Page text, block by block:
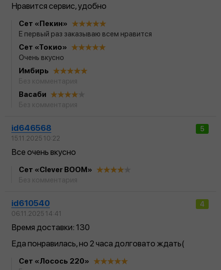
Нравится сервис, удобно
Сет «Пекин»
Е первый раз заказываю всем нравится
Сет «Токио»
Очень вкусно
Имбирь
Васаби
5
id646568
15.11.2025 10:22
Все очень вкусно
Сет «Clever BOOM»
4
id610540
06.11.2025 14:41
Время доставки: 130
Еда понравилась, но 2 часа долговато ждать(
Сет «Лосось 220»